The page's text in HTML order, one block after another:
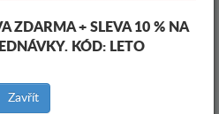
vozidel
na produkty
ZDARMA + SLEVA 10 % NA
KÓD: LETO
Zavřít